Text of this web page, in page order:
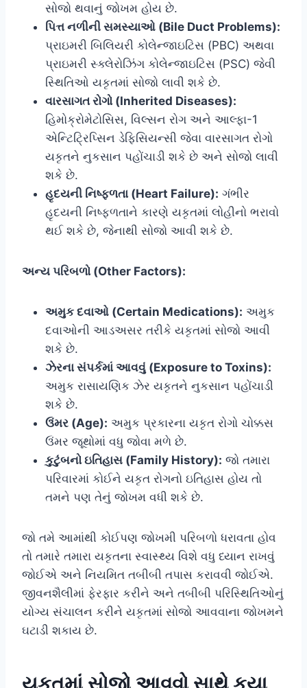
સોજો થવાનું જોખમ હોય છે.
પિત્ત નળીની સમસ્યાઓ (Bile Duct Problems):
પ્રાઇમરી બિલિયરી કોલેન્જાઇટિસ (PBC) અથવા
પ્રાઇમરી સ્ક્લેરોઝિંગ કોલેન્જાઇટિસ (PSC) જેવી
સ્થિતિઓ યકૃતમાં સોજો લાવી શકે છે.
વારસાગત રોગો (Inherited Diseases):
હિમોક્રોમેટોસિસ, વિલ્સન રોગ અને આલ્ફા-1
એન્ટિટ્રિપ્સિન ડેફિસિયન્સી જેવા વારસાગત રોગો
યકૃતને નુકસાન પહોંચાડી શકે છે અને સોજો લાવી
શકે છે.
હૃદયની નિષ્ફળતા (Heart Failure): ગંભીર
હૃદયની નિષ્ફળતાને કારણે યકૃતમાં લોહીનો ભરાવો
થઈ શકે છે, જેનાથી સોજો આવી શકે છે.
અન્ય પરિબળો (Other Factors):
અમુક દવાઓ (Certain Medications): અમુક
દવાઓની આડઅસર તરીકે યકૃતમાં સોજો આવી
શકે છે.
ઝેરના સંપર્કમાં આવવું (Exposure to Toxins):
અમુક રાસાયણિક ઝેર યકૃતને નુકસાન પહોંચાડી
શકે છે.
ઉંમર (Age): અમુક પ્રકારના યકૃત રોગો ચોક્કસ
ઉંમર જૂથોમાં વધુ જોવા મળે છે.
કુટુંબનો ઇતિહાસ (Family History): જો તમારા
પરિવારમાં કોઈને યકૃત રોગનો ઇતિહાસ હોય તો
તમને પણ તેનું જોખમ વધી શકે છે.
જો તમે આમાંથી કોઈપણ જોખમી પરિબળો ધરાવતા હોવ
તો તમારે તમારા યકૃતના સ્વાસ્થ્ય વિશે વધુ ધ્યાન રાખવું
જોઈએ અને નિયમિત તબીબી તપાસ કરાવવી જોઈએ.
જીવનશૈલીમાં ફેરફાર કરીને અને તબીબી પરિસ્થિતિઓનું
યોગ્ય સંચાલન કરીને યકૃતમાં સોજો આવવાના જોખમને
ઘટાડી શકાય છે.
યકૃતમાં સોજો આવવો સાથે કયા